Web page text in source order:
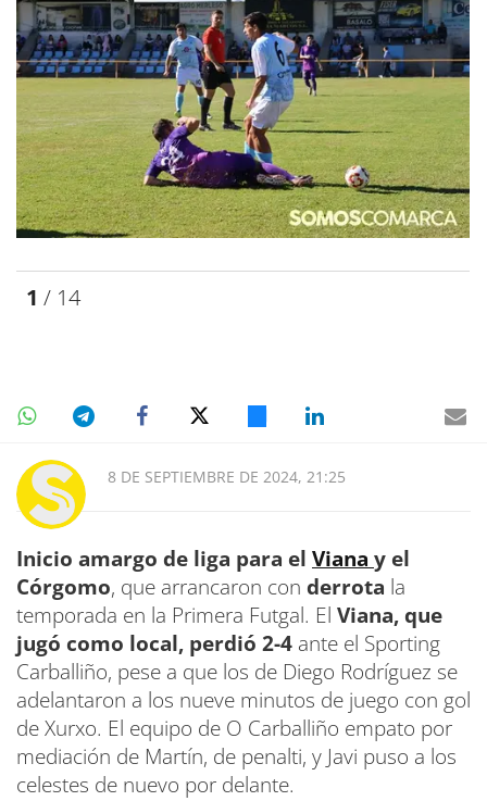
1 / 14
8 DE SEPTIEMBRE DE 2024, 21:25
Inicio amargo de liga para el Viana y el
Córgomo, que arrancaron con derrota la
temporada en la Primera Futgal. El Viana, que
jugó como local, perdió 2-4 ante el Sporting
Carballiño, pese a que los de Diego Rodríguez se
adelantaron a los nueve minutos de juego con gol
de Xurxo. El equipo de O Carballiño empato por
mediación de Martín, de penalti, y Javi puso a los
celestes de nuevo por delante.